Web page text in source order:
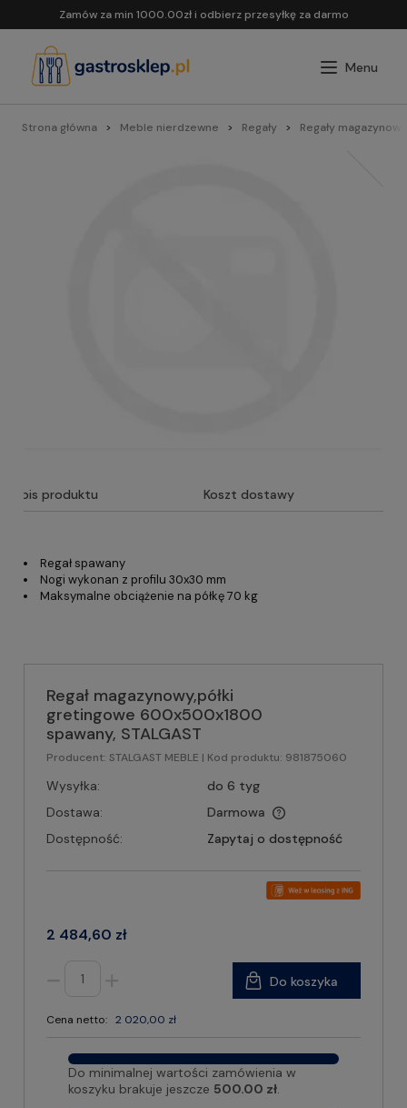
Zamów za min 1000.00zł i odbierz przesyłkę za darmo
Strona główna Meble nierdzewne Regały Regały
Opis produktu Koszt dostawy
Regał spawany
Nogi wykonan z profilu 30x30 mm
Maksymalne obciążenie na półkę 70 kg
Regał magazynowy,półki
gretingowe 600x500x1800
spawany, STALGAST
Producent: STALGAST MEBLE | Kod produktu: 981875060
Wysyłka:
do 6 tyg
Dostawa:
Darmowa
Dostępność:
Zapytaj o dostępność
2 484,60 zł
Cena netto: 2 020,00 zł
Do koszyka
Do minimalnej wartości zamówienia w
koszyku brakuje jeszcze 500.00 zł.